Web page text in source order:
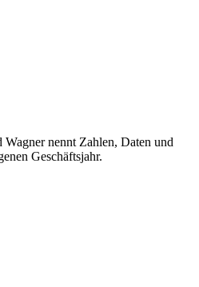
nennt Zahlen, Daten und
Geschäftsjahr.